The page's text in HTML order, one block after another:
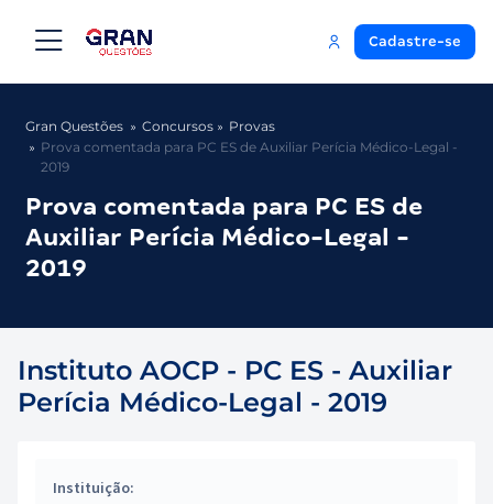
Cadastre-se
Gran Questões Concursos
Provas
Prova comentada para PC ES de Auxiliar Perícia Médico-Legal -
2019
Prova comentada para PC ES de
Auxiliar Perícia Médico-Legal -
2019
Instituto AOCP - PC ES - Auxiliar
Perícia Médico-Legal - 2019
Instituição: